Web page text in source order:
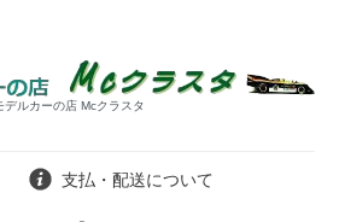
デルカーの店 Mcクラスタ
支払・配送について